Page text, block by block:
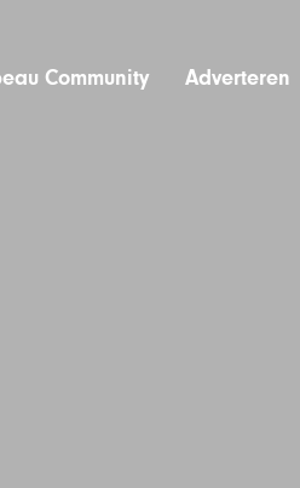
Community Adverteren